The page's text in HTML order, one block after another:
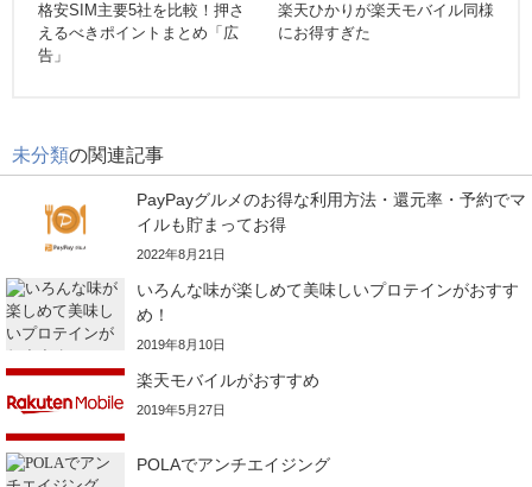
格安SIM主要5社を比較！押さ
えるべきポイントまとめ「広
告」
楽天ひかりが楽天モバイル同様
にお得すぎた
未分類の関連記事
PayPayグルメのお得な利用方法・還元率・予約でマ
イルも貯まってお得
2022年8月21日
いろんな味が楽しめて美味しいプロテインがおすす
め！
2019年8月10日
楽天モバイルがおすすめ
2019年5月27日
POLAでアンチエイジング